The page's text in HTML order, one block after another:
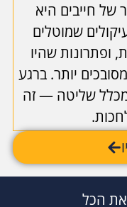
של חייבים היא
שמוטלים
ופתרונות שהיו
יותר. ברגע
שליטה — זה
הכל